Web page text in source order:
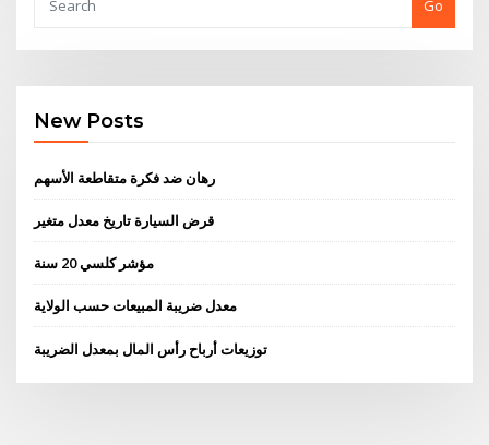
Go
New Posts
رهان ضد فكرة متقاطعة الأسهم
قرض السيارة تاريخ معدل متغير
مؤشر كلسي 20 سنة
معدل ضريبة المبيعات حسب الولاية
توزيعات أرباح رأس المال بمعدل الضريبة